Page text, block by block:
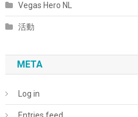
Vegas Hero NL
活動
META
Log in